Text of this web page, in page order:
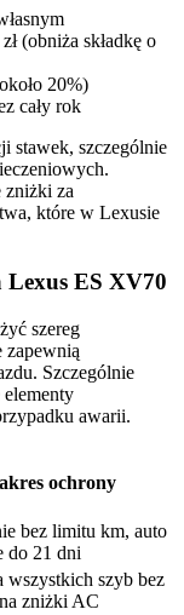
(obniża składkę o
20%)
cały rok
stawek, szczególnie
zniżki za
które w Lexusie
Lexus ES XV70
szereg
Szczególnie
elementy
awarii.
ochrony
bez limitu km, auto
do 21 dni
wszystkich szyb bez
zniżki AC